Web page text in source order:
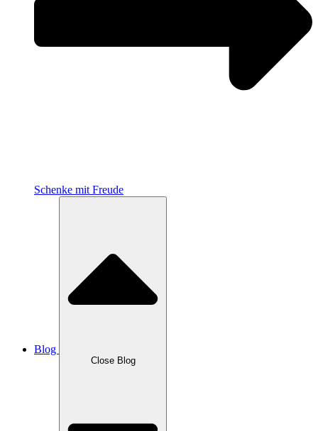
Schenke mit Freude
Blog
Close Blog